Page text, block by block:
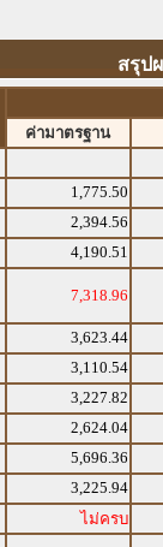
สรุป
ค่ามาตรฐาน
1,775.50
2,394.56
4,190.51
7,318.96
3,623.44
3,110.54
3,227.82
2,624.04
5,696.36
3,225.94
ไม่ครบ